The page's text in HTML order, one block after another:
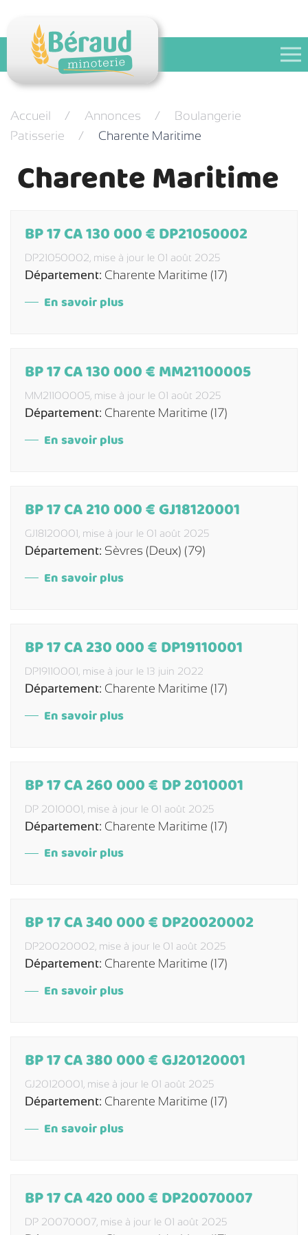
Festival des pains
Accueil Annonces
Boulangerie
Patisserie
Charente Maritime
Charente Maritime
BP 17 CA 130 000 € DP21050002
DP21050002, mise à jour le 01 août 2025
Département: Charente Maritime (17)
En savoir plus
BP 17 CA 130 000 € MM21100005
MM21100005, mise à jour le 01 août 2025
Département: Charente Maritime (17)
En savoir plus
BP 17 CA 210 000 € GJ18120001
GJ18120001, mise à jour le 01 août 2025
Département: Sèvres (Deux) (79)
En savoir plus
BP 17 CA 230 000 € DP19110001
DP19110001, mise à jour le 13 juin 2022
Département: Charente Maritime (17)
En savoir plus
BP 17 CA 260 000 € DP 2010001
DP 2010001, mise à jour le 01 août 2025
Département: Charente Maritime (17)
En savoir plus
BP 17 CA 340 000 € DP20020002
DP20020002, mise à jour le 01 août 2025
Département: Charente Maritime (17)
En savoir plus
BP 17 CA 380 000 € GJ20120001
GJ20120001, mise à jour le 01 août 2025
Département: Charente Maritime (17)
En savoir plus
BP 17 CA 420 000 € DP20070007
DP 20070007, mise à jour le 01 août 2025